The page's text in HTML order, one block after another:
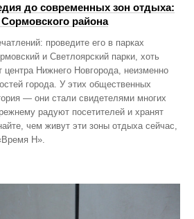
до современных зон отдыха:
района
проведите его в парках
и Светлоярский парки, хоть
Нижнего Новгорода, неизменно
города. У этих общественных
— они стали свидетелями многих
радуют посетителей и хранят
чем живут эти зоны отдыха сейчас,
Н».